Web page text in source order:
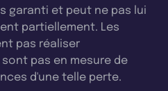
garanti et peut ne pas lui
partiellement. Les
pas réaliser
pas en mesure de
d'une telle perte.